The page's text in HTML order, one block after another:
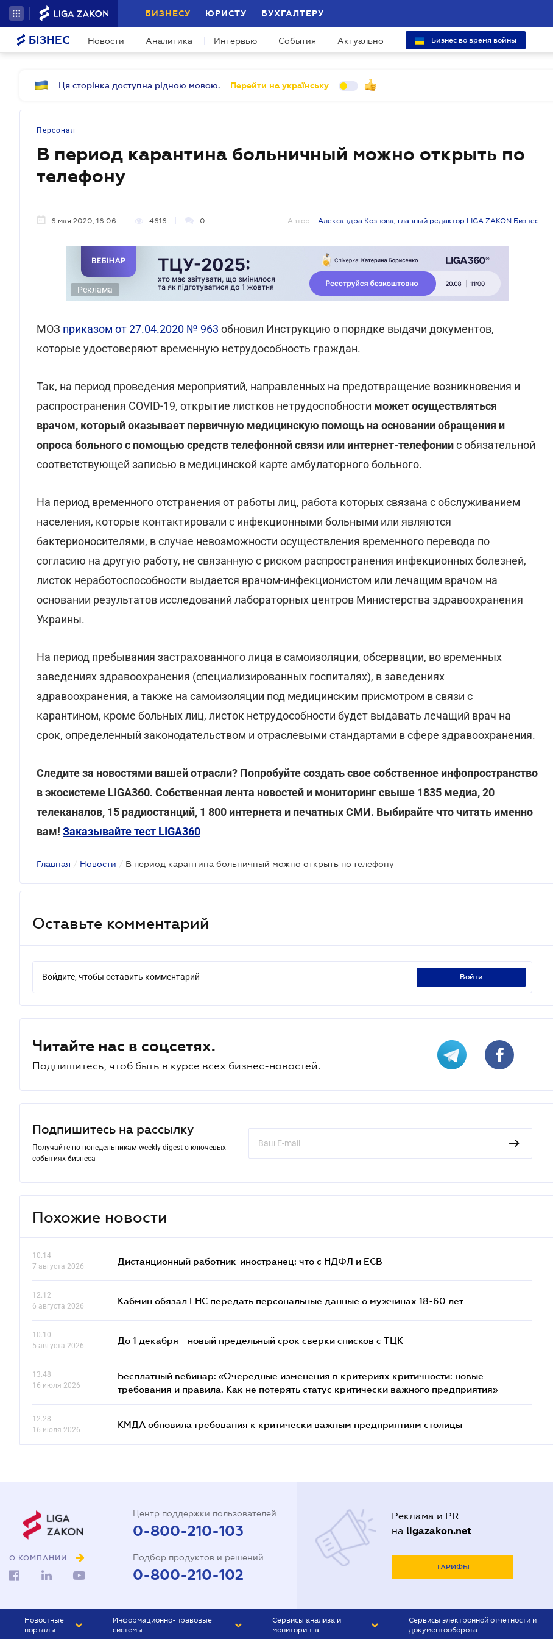
БИЗНЕСУ ЮРИСТУ БУХГАЛТЕРУ
БІЗНЕС Новости Аналитика Интервью События Актуально Бизнес во время войны
Ця сторінка доступна рідною мовою. Перейти на українську
Персонал
В период карантина больничный можно открыть по
телефону
6 мая 2020, 16:06 4616 0 Автор: Александра Кознова, главный редактор LIGA ZAKON Бизнес
Реклама
МОЗ приказом от 27.04.2020 № 963 обновил Инструкцию о порядке выдачи документов,
которые удостоверяют временную нетрудособность граждан.
Так, на период проведения мероприятий, направленных на предотвращение возникновения и
распространения COVID-19, открытие листков нетрудоспобности может осуществляться
врачом, который оказывает первичную медицинскую помощь на основании обращения и
опроса больного с помощью средств телефонной связи или интернет-телефониис обязательной
соответствующей записью в медицинской карте амбулаторного больного.
На период временного отстранения от работы лиц, работа которых связана с обслуживанием
населения, которые контактировали с инфекционными больными или являются
бактерионосителями, в случае невозможности осуществления временного перевода по
согласию на другую работу, не связанную с риском распространения инфекционных болезней,
листок неработоспособности выдается врачом-инфекционистом или лечащим врачом на
основании результатов исследований лабораторных центров Министерства здравоохранения
Украины.
На период пребывания застрахованного лица в самоизоляции, обсервации, во временных
заведениях здравоохранения (специализированных госпиталях), в заведениях
здравоохранения, а также на самоизоляции под медицинским присмотром в связи с
карантином, кроме больных лиц, листок нетрудособности будет выдавать лечащий врач на
срок, определенный законодательством и отраслевыми стандартами в сфере здравоохранения.
Следите за новостями вашей отрасли? Попробуйте создать свое собственное инфопространство
в экосистеме LIGA360. Собственная лента новостей и мониторинг свыше 1835 медиа, 20
телеканалов, 15 радиостанций, 1 800 интернета и печатных СМИ. Выбирайте что читать именно
вам! Заказывайте тест LIGA360
Главная / Новости / В период карантина больничный можно открыть по телефону
Оставьте комментарий
Войдите, чтобы оставить комментарий войти
Читайте нас в соцсетях.
Подпишитесь, чтоб быть в курсе всех бизнес-новостей.
Подпишитесь на рассылку
Получайте по понедельникам weekly-digest о ключевых
событиях бизнеса
Похожие новости
10.14
7 августа 2026
Дистанционный работник-иностранец: что с НДФЛ и ЕСВ
12.12
6 августа 2026
Кабмин обязал ГНС передать персональные данные о мужчинах 18-60 лет
10.10
5 августа 2026
До 1 декабря - новый предельный срок сверки списков c ТЦК
13.48
16 июля 2026
Бесплатный вебинар: «Очередные изменения в критериях критичности: новые
требования и правила. Как не потерять статус критически важного предприятия»
12.28
16 июля 2026
КМДА обновила требования к критически важным предприятиям столицы
О КОМПАНИИ
Центр поддержки пользователей
0-800-210-103
Подбор продуктов и решений
0-800-210-102
Реклама и PR
на ligazakon.net
ТАРИФЫ
Новостные
порталы
Информационно-правовые
системы
Сервисы анализа и
мониторинга
Сервисы электронной отчетности и
документооборота